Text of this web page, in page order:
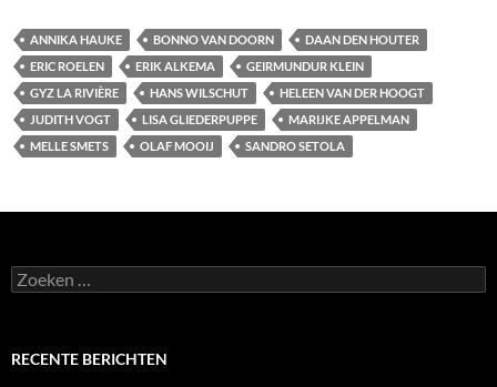
ANNIKA HAUKE BONNO VAN DOORN
DAAN DEN HOUTER
ERIC ROELEN
ERIK ALKEMA
GEIRMUNDUR KLEIN
GYZ LA RIVIÈRE
HANS WILSCHUT
HELEEN VAN DER HOOGT
JUDITH VOGT
LISA GLIEDERPUPPE
MARIJKE APPELMAN
MELLE SMETS
OLAF MOOIJ SANDRO SETOLA
Zoeken
naar:
RECENTE BERICHTEN